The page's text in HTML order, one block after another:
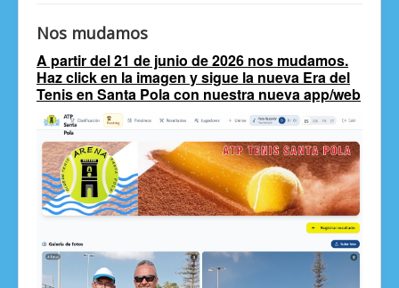
Ranking "ARENA" Tenis Santa Pola
Apúntate
Club de Tenis ARENA Santa Pola
Histórico
Nos mudamos
A partir del 21 de junio de 2026 nos mudamos.
Haz click en la imagen y sigue la nueva Era del
Tenis en Santa Pola con nuestra nueva app/web